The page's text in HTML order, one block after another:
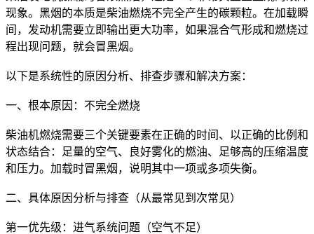
现象。黑烟的本质是柴油燃烧不完全产生的碳颗粒。在加载瞬
间，发动机需要立即输出更大功率，如果混合气形成和燃烧过
程出现问题，就会冒黑烟。
以下是系统性的原因分析、排查步骤和解决方案：
一、根本原因：不完全燃烧
柴油机燃烧需要三个关键要素在正确的时间、以正确的比例和
状态结合：足量的空气、良好雾化的燃油、足够高的压缩温度
和压力。加载时冒黑烟，说明其中一项或多项失衡。
二、具体原因分析与排查（从最常见到次常见）
第一优先级：进气系统问题（空气不足）